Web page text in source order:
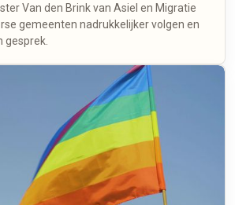
Van den Brink van Asiel en Migratie
gemeenten nadrukkelijker volgen en
gesprek.